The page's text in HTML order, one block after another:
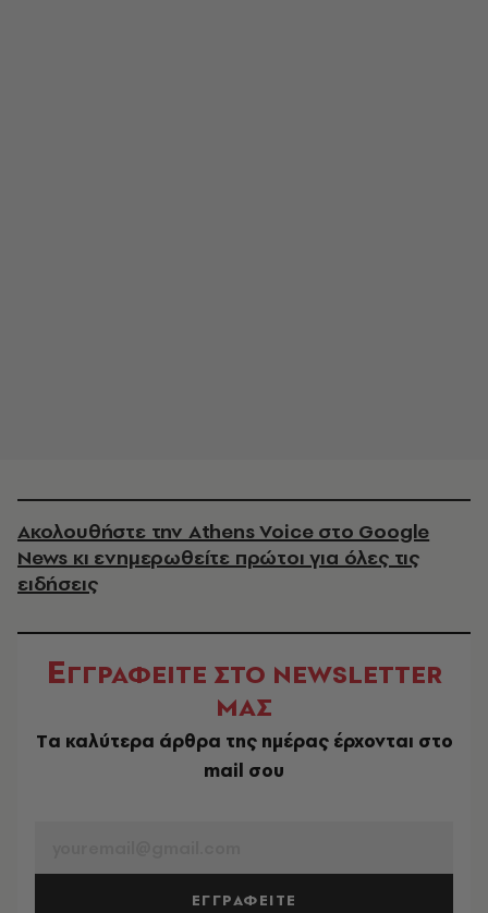
Ακολουθήστε την Athens Voice στο Google
News κι ενημερωθείτε πρώτοι για όλες τις
ειδήσεις
ΕΓΓΡΑΦΕΙΤΕ ΣΤΟ NEWSLETTER
ΜΑΣ
Tα καλύτερα άρθρα της ημέρας έρχονται στο
mail σου
ΕΓΓΡΑΦΕΙΤΕ